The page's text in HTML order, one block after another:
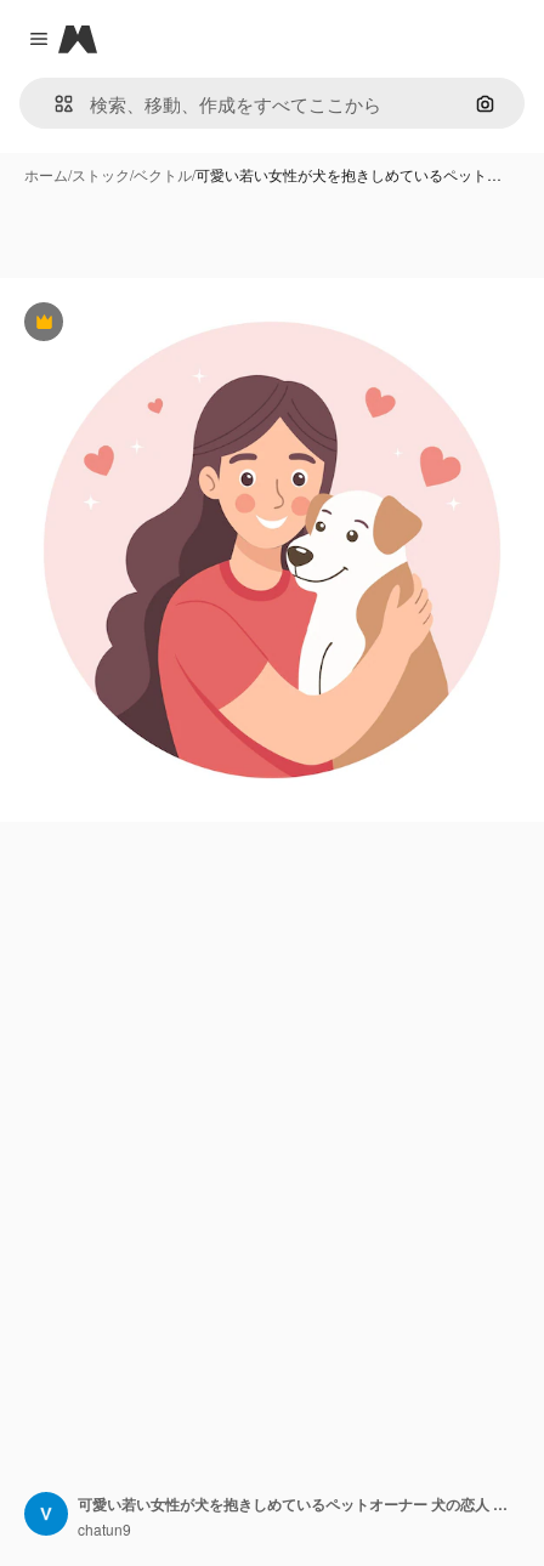
Close menu
Magnific
画像で
ホーム/ストック/ベクトル/可愛い若い女性が犬を抱きしめているペット…
Premium
可愛い若い女性が犬を抱きしめているペットオーナー 犬の恋人 フラットスタイルのイラスト
chatun9